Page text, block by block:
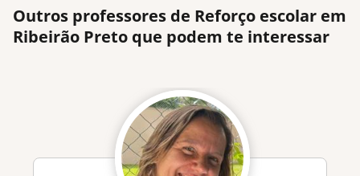
Outros professores de Reforço escolar em
Ribeirão Preto que podem te interessar